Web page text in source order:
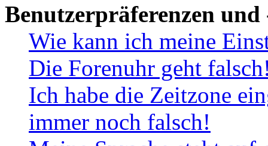
Benutzerpräferenzen und
Wie kann ich meine
Die Forenuhr geht
Ich habe die Zeitzone
immer noch falsch!